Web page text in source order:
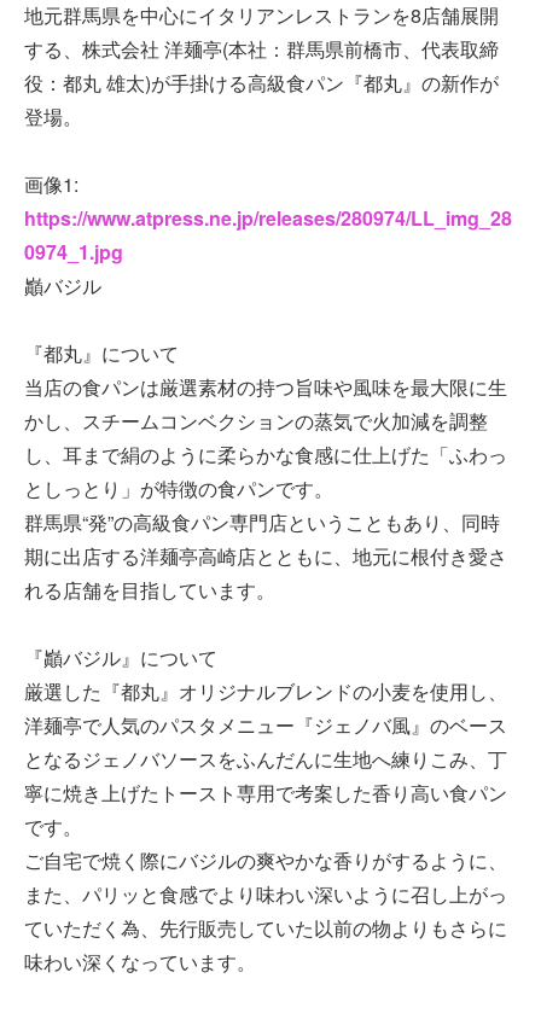
地元群馬県を中心にイタリアンレストランを8店舗展開
する、株式会社 洋麺亭(本社：群馬県前橋市、代表取締
役：都丸 雄太)が手掛ける高級食パン『都丸』の新作が
登場。
画像1:
https://www.atpress.ne.jp/releases/280974/LL_img_28
0974_1.jpg
巓バジル
『都丸』について
当店の食パンは厳選素材の持つ旨味や風味を最大限に生
かし、スチームコンベクションの蒸気で火加減を調整
し、耳まで絹のように柔らかな食感に仕上げた「ふわっ
としっとり」が特徴の食パンです。
群馬県“発”の高級食パン専門店ということもあり、同時
期に出店する洋麺亭高崎店とともに、地元に根付き愛さ
れる店舗を目指しています。
『巓バジル』について
厳選した『都丸』オリジナルブレンドの小麦を使用し、
洋麺亭で人気のパスタメニュー『ジェノバ風』のベース
となるジェノバソースをふんだんに生地へ練りこみ、丁
寧に焼き上げたトースト専用で考案した香り高い食パン
です。
ご自宅で焼く際にバジルの爽やかな香りがするように、
また、パリッと食感でより味わい深いように召し上がっ
ていただく為、先行販売していた以前の物よりもさらに
味わい深くなっています。